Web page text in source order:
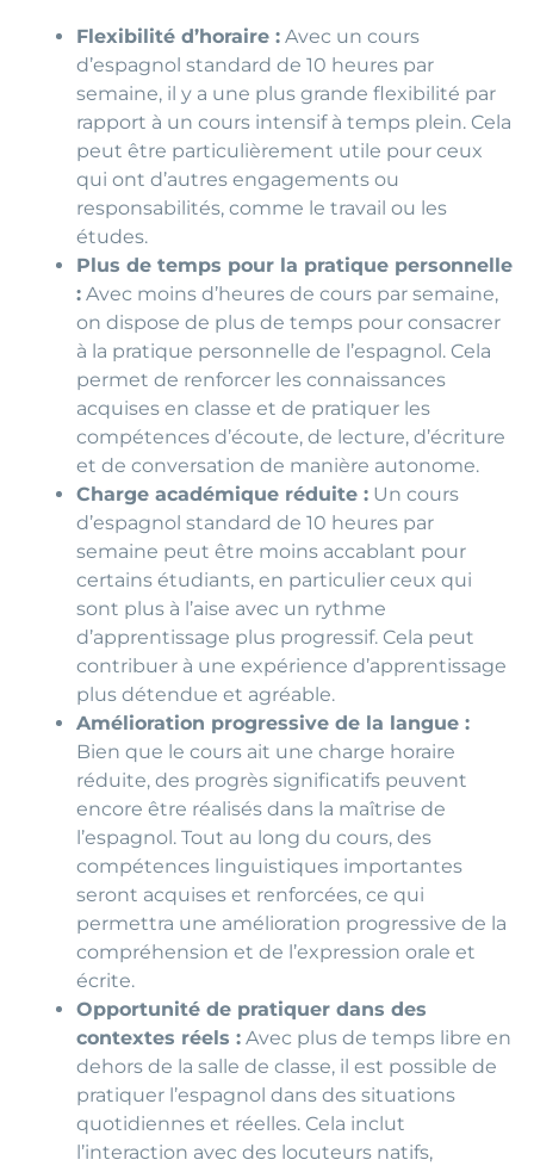
Flexibilité d’horaire : Avec un cours
d’espagnol standard de 10 heures par
semaine, il y a une plus grande flexibilité par
rapport à un cours intensif à temps plein. Cela
peut être particulièrement utile pour ceux
qui ont d’autres engagements ou
responsabilités, comme le travail ou les
études.
Plus de temps pour la pratique personnelle
: Avec moins d’heures de cours par semaine,
on dispose de plus de temps pour consacrer
à la pratique personnelle de l’espagnol. Cela
permet de renforcer les connaissances
acquises en classe et de pratiquer les
compétences d’écoute, de lecture, d’écriture
et de conversation de manière autonome.
Charge académique réduite : Un cours
d’espagnol standard de 10 heures par
semaine peut être moins accablant pour
certains étudiants, en particulier ceux qui
sont plus à l’aise avec un rythme
d’apprentissage plus progressif. Cela peut
contribuer à une expérience d’apprentissage
plus détendue et agréable.
Amélioration progressive de la langue :
Bien que le cours ait une charge horaire
réduite, des progrès significatifs peuvent
encore être réalisés dans la maîtrise de
l’espagnol. Tout au long du cours, des
compétences linguistiques importantes
seront acquises et renforcées, ce qui
permettra une amélioration progressive de la
compréhension et de l’expression orale et
écrite.
Opportunité de pratiquer dans des
contextes réels : Avec plus de temps libre en
dehors de la salle de classe, il est possible de
pratiquer l’espagnol dans des situations
quotidiennes et réelles. Cela inclut
l’interaction avec des locuteurs natifs,